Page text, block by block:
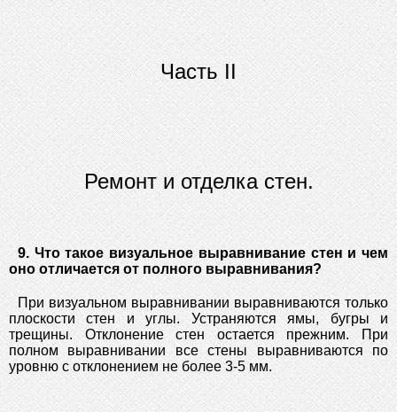
Часть II
Ремонт и отделка стен.
9. Что такое визуальное выравнивание стен и чем
оно отличается от полного выравнивания?
При визуальном выравнивании выравниваются только
плоскости стен и углы. Устраняются ямы, бугры и
трещины. Отклонение стен остается прежним. При
полном выравнивании все стены выравниваются по
уровню с отклонением не более 3-5 мм.